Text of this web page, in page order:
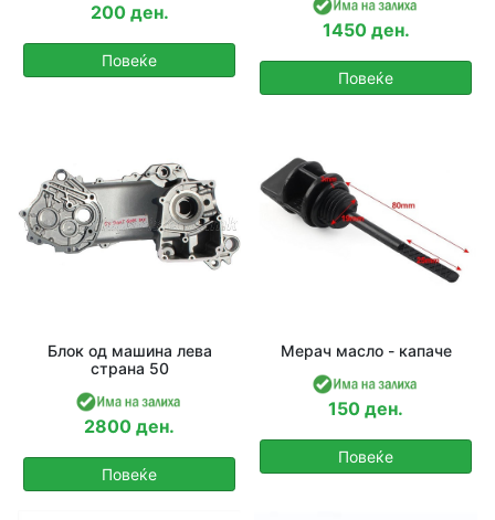
200 ден.
Повеќе
1450 ден.
Повеќе
Блок од машина лева
страна 50
2800 ден.
Повеќе
Мерач масло - капаче
150 ден.
Повеќе